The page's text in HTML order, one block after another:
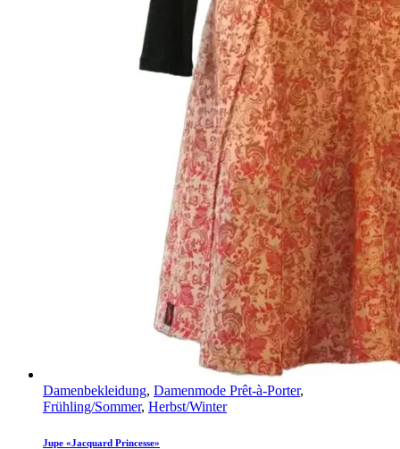
Damenbekleidung, Damenmode Prêt-à-Porter,
Frühling/Sommer, Herbst/Winter
Jupe «Jacquard Princesse»